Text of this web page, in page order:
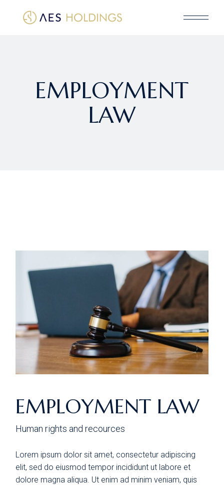
EMPLOYMENT
LAW
EMPLOYMENT LAW
Human rights and recources
Lorem ipsum dolor sit amet, consectetur adipiscing
elit, sed do eiusmod tempor incididunt ut labore et
dolore magna aliqua. Ut enim ad minim veniam, quis